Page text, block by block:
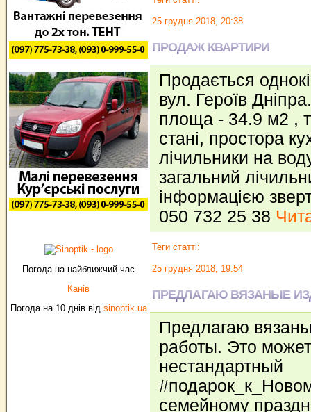
Погода на найближчий час
Канів
Погода на 10 днів від sinoptik.ua
25 грудня 2018, 20:38
ПРОДАЖ КВАРТИРИ
Продається
вул. Героїв
площа - 34.9 м2 ,
стані, простора
лічильники на
загальний
інформацією
050 732 25 38
Теги статті:
25 грудня 2018, 19:54
ПРЕДЛАГАЮ ВЯЗАНЫЕ
Предлагаю
работы. Это
нестандартный
семейному